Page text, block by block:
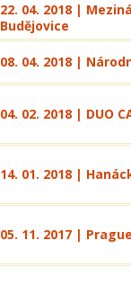
22. 04. 2018 |
Budějovice
08. 04. 2018 |
04. 02. 2018 | DUO
14. 01. 2018 |
05. 11. 2017 |